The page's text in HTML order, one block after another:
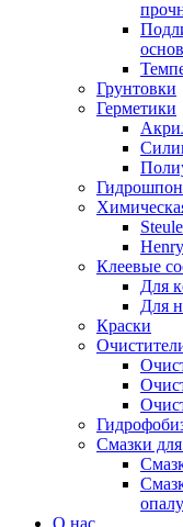
Грунтовки
Герметики
Клеевые
Для
Для
Краски
Смазки
О нас